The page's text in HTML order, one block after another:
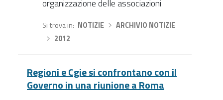
organizzazione delle associazioni
Si trova in NOTIZIE›
ARCHIVIO NOTIZIE
2012
Regioni e Cgie si confrontano con il
Governo in una riunione a Roma